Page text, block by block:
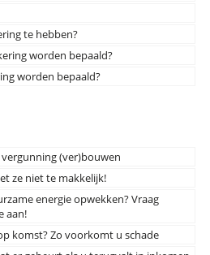
te hebben?
worden bepaald?
worden bepaald?
(ver)bouwen
ze niet te makkelijk!
energie opwekken? Vraag
aan!
komst? Zo voorkomt u schade